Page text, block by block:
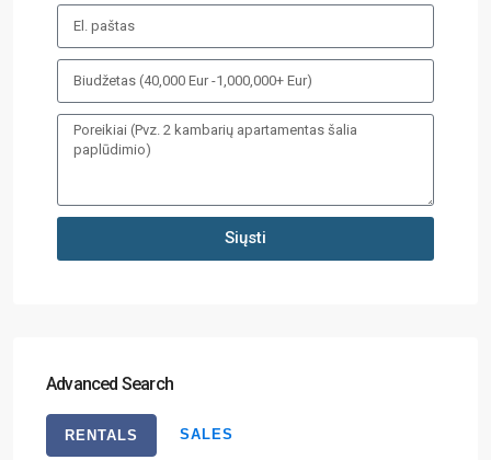
Siųsti
Advanced Search
RENTALS SALES